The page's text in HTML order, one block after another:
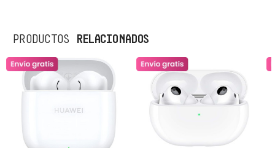
PRODUCTOS RELACIONADOS